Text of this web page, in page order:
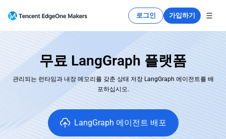
로그인 가입하기
무료 LangGraph 플랫폼
관리되는 런타임과 내장 메모리를 갖춘 상태 저장 LangGraph 에이전트를 배
포하십시오.
LangGraph 에이전트 배포